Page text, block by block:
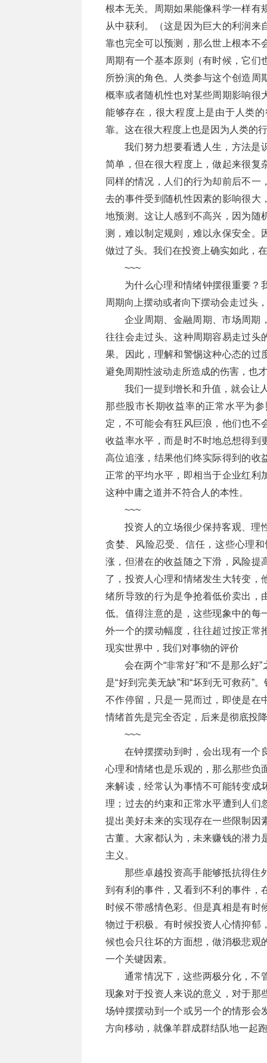
根本无关。周期如果能像科学一样有
从中获利。（这是因为巨大的利润
靠也完全可以预测，那么世上根本不
周期有一个基本原则（有时候，它
所扮演的角色。人类参与这个创造
概率或者随机性也对某些周期影响很
能够存在，很大程度上是由于人类
靠。这在很大程度上也是因为人类的
我们努力想要看透人生，方法是
简单，但在很大程度上，做起来很复
同样的情况，人们的行为却前后不
去的事件受到随机性因素的影响很大
地预测。这让人感到不高兴，因为随
测，难以制定规则，难以永保安全。
做过了头。我们在投资上确实如此，
~~~
为什么心理和情绪钟摆很重要？
周期向上摆动或者向下摆动会走过头
企业周期、金融周期、市场周期
往往会走过头。这种周期容易走过头
果。因此，理解和警惕这种心态的过
避免周期性波动走所造成的伤害，也
我们一提到增长和升值，就会让
那些股市长期收益率的正常水平为
定，不可能会有狂风巨浪，他们也不
收益率水平，而是时不时地总想得到
高位追涨，结果他们终实际得到的收
正常的平均水平，即相当于企业红利
这种中庸之道并不符合人的本性。
~~~
投资人的立场很少保持客观、理
贪婪、风险忍受、信任，这些心理
涨，但潜在的收益随之下滑，风险提
了，投资人心理和情绪发生大转变，
绪所导致的行为是争抢着低价卖出，
低。值得注意的是，这些现象中的每
外一个的摆动幅度，往往超过按正常
现实世界中，我们对事物的评价
会在两个“非常好”和“不是那么
是“好到完美无缺”和“坏到无可救药”
不作停留，只是一晃而过，即使是在
情绪首先是完全否定，后来是彻底投
~~~
在钟摆摆动到时，会出现有一个
心理和情绪也是乐观的，那么那些负
来解读，经常认为事情不可能转变成
理；过去的约束和正常水平遭到人们
提出美好未来的实现存在一些限制因
古董。大家都认为，未来赚钱的潜力
主义。
那些卓越投资高手能够抵抗得住
到有利的事件，又看到不利的事件，
时候不带感情色彩。但是真相是有时
物过于积极。有时候投资人心情抑郁
候也会只往坏的方面想，做消极悲观
一个关键因素。
通常情况下，这些两极分化，不
现象对于投资人来说的意义，对于那
场钟摆摆动到一个或另一个的情形会
方向移动，就像羊群成群结队地一起